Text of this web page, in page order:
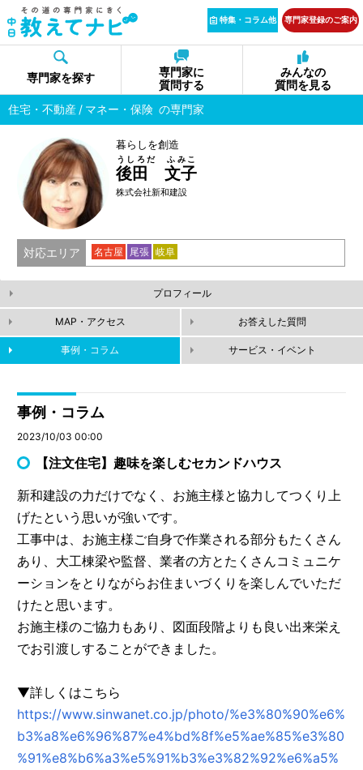
特集・コラム他 専門家登録のご案内
専門家を探す
専門家に
質問する
みんなの
質問を見る
住宅・不動産
マネー・保険 の専門家
暮らしを創造
後田 文子
うしろだ ふみこ
株式会社新和建設
対応エリア 名古屋 尾張 岐阜
プロフィール
MAP・アクセス お答えした質問
事例・コラム サービス・イベント
事例・コラム
2023/10/03 00:00
【注文住宅】趣味を楽しむセカンドハウス
新和建設の力だけでなく、お施主様と協力してつくり上
げたという思いが強いです。
工事中は、お施主様ご自身で作業される部分もたくさん
あり、大工棟梁や監督、業者の方とたくさんコミュニケ
ーションをとりながらお住まいづくりを楽しんでいただ
けたと思います。
お施主様のご協力もあり、図面段階よりも良い出来栄え
でお引渡しすることができました。
▼詳しくはこちら
https://www.sinwanet.co.jp/photo/%e3%80%90%e6%
b3%a8%e6%96%87%e4%bd%8f%e5%ae%85%e3%80
%91%e8%b6%a3%e5%91%b3%e3%82%92%e6%a5%